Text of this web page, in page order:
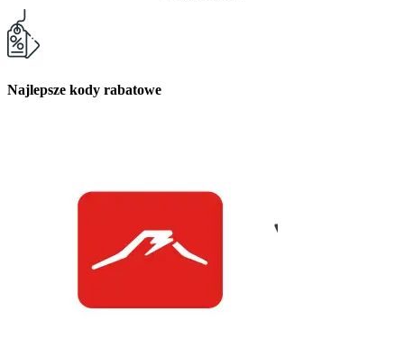
Najlepsze kody rabatowe